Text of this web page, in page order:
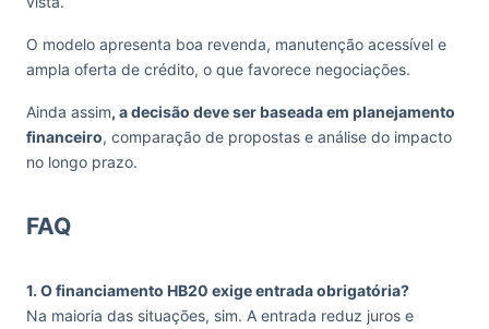
O modelo apresenta boa revenda, manutenção acessível e
ampla oferta de crédito, o que favorece negociações.
Ainda assim, a decisão deve ser baseada em planejamento
financeiro, comparação de propostas e análise do impacto
no longo prazo.
FAQ
1. O financiamento HB20 exige entrada obrigatória?
Na maioria das situações, sim. A entrada reduz juros e